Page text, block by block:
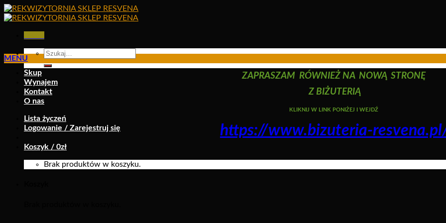
Skip
to
Szukaj:
Skup
Wynajem
Kontakt
O nas
Lista życzeń
Logowanie / Zarejestruj się
Koszyk / 0zł
Brak produktów w koszyku.
MENU
ZAPRASZAM RÓWNIEŻ NA NOWĄ STRONĘ
Z BIŻUTERIĄ
KLIKNIJ W LINK PONIŻEJ I WEJDŹ
https://www.bizuteria-